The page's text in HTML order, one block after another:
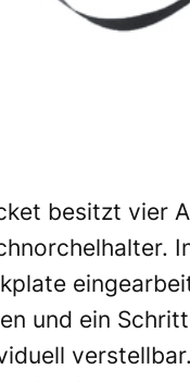
besitzt vier
und ein